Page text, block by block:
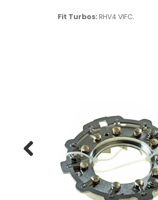
Fit Turbos:RHV4 VIFC.